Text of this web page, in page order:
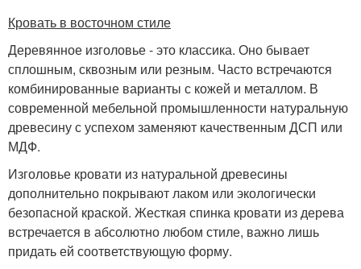
Кровать в восточном стиле
Деревянное изголовье - это классика. Оно бывает
сплошным, сквозным или резным. Часто встречаются
комбинированные варианты с кожей и металлом. В
современной мебельной промышленности натуральную
древесину с успехом заменяют качественным ДСП или
МДФ.
Изголовье кровати из натуральной древесины
дополнительно покрывают лаком или экологически
безопасной краской. Жесткая спинка кровати из дерева
встречается в абсолютно любом стиле, важно лишь
придать ей соответствующую форму.